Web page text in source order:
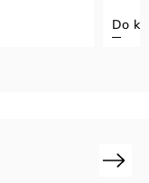
Do
Next